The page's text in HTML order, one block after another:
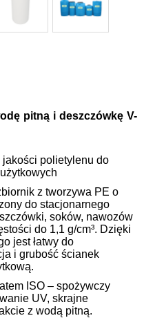
pitną i deszczówkę V-
jakości polietylenu do
z tworzywa PE o
do stacjonarnego
soków, nawozów
do 1,1 g/cm³. Dzięki
jest łatwy do
i grubość ścianek
ISO – spożywczy
UV, skrajne
z wodą pitną.